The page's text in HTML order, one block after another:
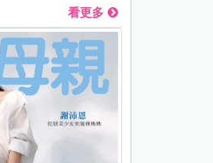
看更多